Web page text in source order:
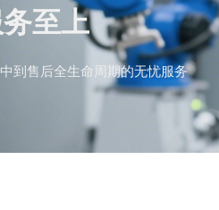
至上
到售后全生命周期的无忧服务